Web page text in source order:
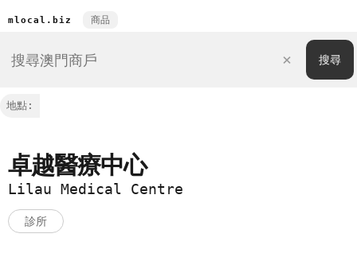
mlocal.biz 商品
地點:
卓越醫療中心
Lilau Medical Centre
診所